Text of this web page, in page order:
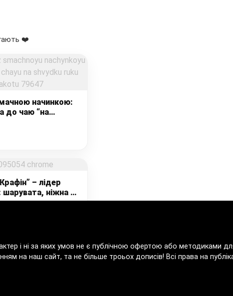
❤️
начинкою:
до чаю “на
простеньку
– лідер
шарувата, ніжна та
і ні за яких умов не є публічною офертою або методиками
на наш сайт, та не більше троьох дописів! Всі права на